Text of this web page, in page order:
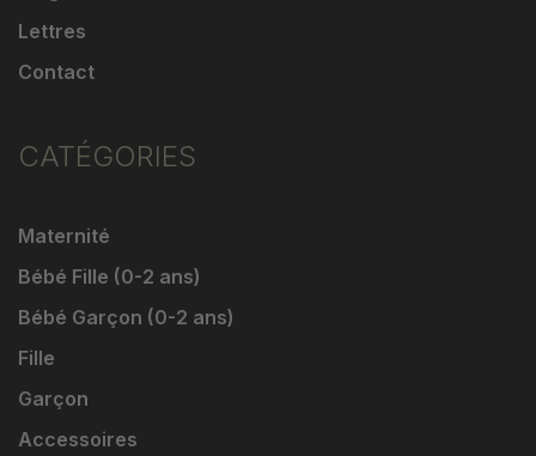
Lettres
Contact
CATÉGORIES
Maternité
Bébé Fille (0-2 ans)
Bébé Garçon (0-2 ans)
Fille
Garçon
Accessoires